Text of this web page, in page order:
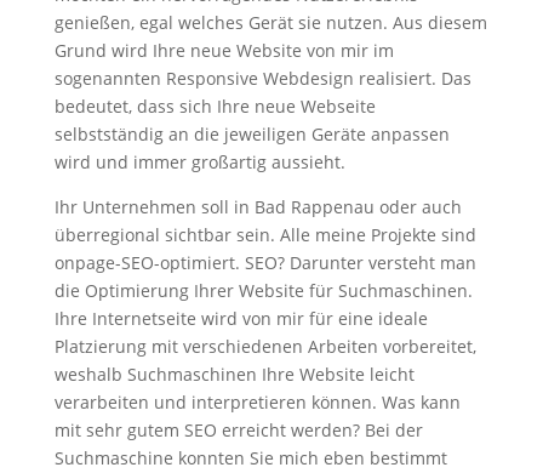
genießen, egal welches Gerät sie nutzen. Aus diesem
Grund wird Ihre neue Website von mir im
sogenannten Responsive Webdesign realisiert. Das
bedeutet, dass sich Ihre neue Webseite
selbstständig an die jeweiligen Geräte anpassen
wird und immer großartig aussieht.
Ihr Unternehmen soll in Bad Rappenau oder auch
überregional sichtbar sein. Alle meine Projekte sind
onpage-SEO-optimiert. SEO? Darunter versteht man
die Optimierung Ihrer Website für Suchmaschinen.
Ihre Internetseite wird von mir für eine ideale
Platzierung mit verschiedenen Arbeiten vorbereitet,
weshalb Suchmaschinen Ihre Website leicht
verarbeiten und interpretieren können. Was kann
mit sehr gutem SEO erreicht werden? Bei der
Suchmaschine konnten Sie mich eben bestimmt